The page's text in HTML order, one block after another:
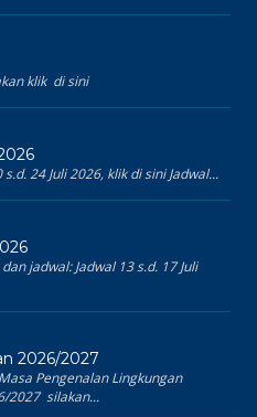
klik di sini
24 Juli 2026, klik di sini Jadwal...
jadwal: Jadwal 13 s.d. 17 Juli
2026/2027
Pengenalan Lingkungan
2027 silakan...